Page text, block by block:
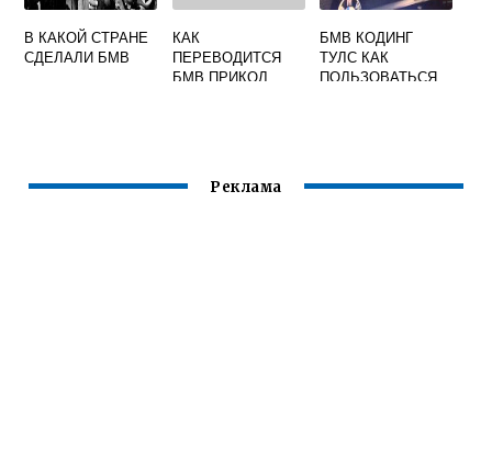
В КАКОЙ СТРАНЕ
СДЕЛАЛИ БМВ
КАК
ПЕРЕВОДИТСЯ
БМВ ПРИКОЛ
БМВ КОДИНГ
ТУЛС КАК
ПОЛЬЗОВАТЬСЯ
Реклама